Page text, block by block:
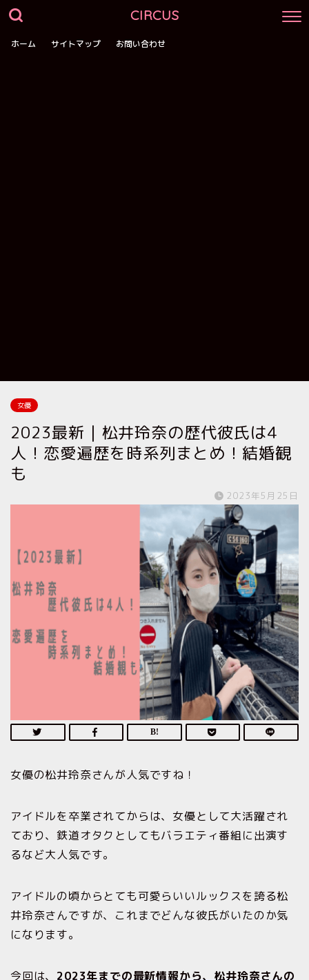
CIRCUS
ホーム サイトマップ お問い合わせ
女優
2023最新｜松井玲奈の歴代彼氏は4
人！恋愛遍歴を時系列まとめ！結婚観
も
2023年5月25日
女優の松井玲奈さんが人気ですね！
アイドルを卒業されてからは、女優として大活躍され
ており、鉄道オタクとしてもバラエティ番組に出演す
るなど大人気です。
アイドルの頃からとても可愛らいいルックスを誇る松
井玲奈さんですが、これまでどんな彼氏がいたのか気
になります。
今回は、 2023年までの最新情報から、松井玲奈さんの